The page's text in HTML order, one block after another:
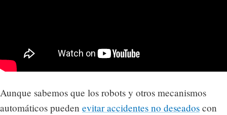
Aunque sabemos que los robots y otros mecanismos
automáticos pueden evitar accidentes no deseados con